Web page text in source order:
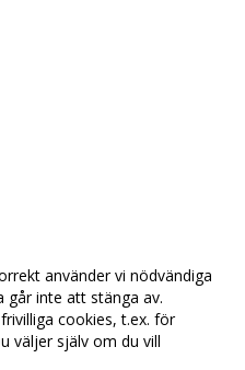
använder vi nödvändiga
går inte att stänga av.
cookies, t.ex. för
väljer själv om du vill